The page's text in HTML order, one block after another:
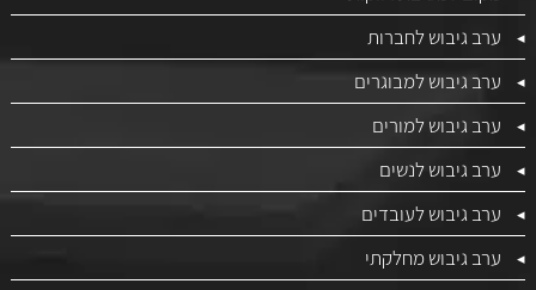
ערב גיבוש לחברות
ערב גיבוש למבוגרים
ערב גיבוש למורים
ערב גיבוש לנשים
ערב גיבוש לעובדים
ערב גיבוש מחלקתי